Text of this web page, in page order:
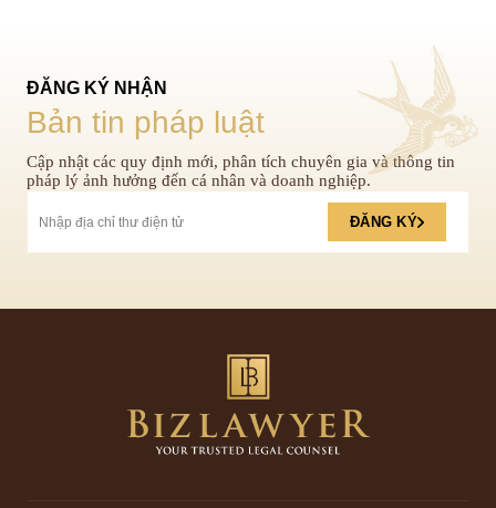
ĐĂNG KÝ NHẬN
Bản tin pháp luật
Cập nhật các quy định mới, phân tích chuyên gia và thông tin
pháp lý ảnh hưởng đến cá nhân và doanh nghiệp.
ĐĂNG KÝ